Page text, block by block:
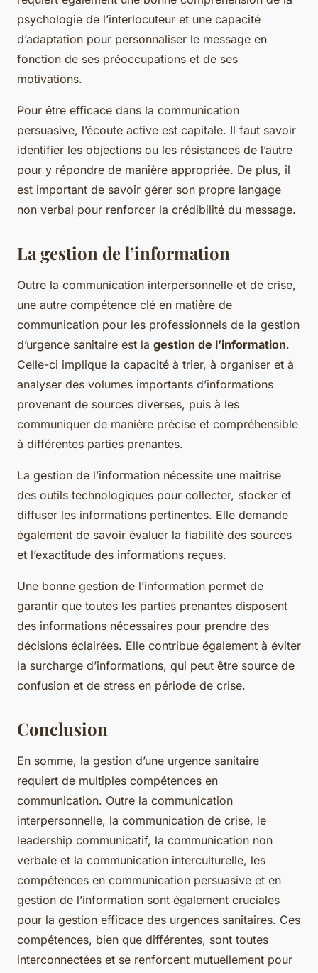
psychologie de l’interlocuteur et une capacité
d’adaptation pour personnaliser le message en
fonction de ses préoccupations et de ses
motivations.
Pour être efficace dans la communication
persuasive, l’écoute active est capitale. Il faut savoir
identifier les objections ou les résistances de l’autre
pour y répondre de manière appropriée. De plus, il
est important de savoir gérer son propre langage
non verbal pour renforcer la crédibilité du message.
La gestion de l’information
Outre la communication interpersonnelle et de crise,
une autre compétence clé en matière de
communication pour les professionnels de la gestion
d’urgence sanitaire est la gestion de l’information.
Celle-ci implique la capacité à trier, à organiser et à
analyser des volumes importants d’informations
provenant de sources diverses, puis à les
communiquer de manière précise et compréhensible
à différentes parties prenantes.
La gestion de l’information nécessite une maîtrise
des outils technologiques pour collecter, stocker et
diffuser les informations pertinentes. Elle demande
également de savoir évaluer la fiabilité des sources
et l’exactitude des informations reçues.
Une bonne gestion de l’information permet de
garantir que toutes les parties prenantes disposent
des informations nécessaires pour prendre des
décisions éclairées. Elle contribue également à éviter
la surcharge d’informations, qui peut être source de
confusion et de stress en période de crise.
Conclusion
En somme, la gestion d’une urgence sanitaire
requiert de multiples compétences en
communication. Outre la communication
interpersonnelle, la communication de crise, le
leadership communicatif, la communication non
verbale et la communication interculturelle, les
compétences en communication persuasive et en
gestion de l’information sont également cruciales
pour la gestion efficace des urgences sanitaires. Ces
compétences, bien que différentes, sont toutes
interconnectées et se renforcent mutuellement pour